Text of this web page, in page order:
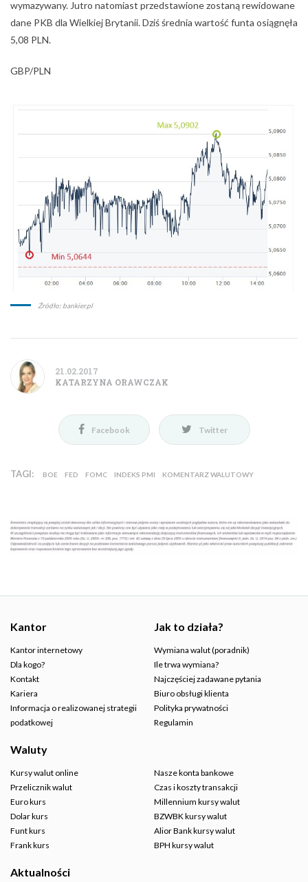
wymazywany. Jutro natomiast przedstawione zostaną rewidowane
dane PKB dla Wielkiej Brytanii. Dziś średnia wartość funta osiągnęła
5,08 PLN.
GBP/PLN
Źródło: bankier.pl
21.02.2017
KATARZYNA ORAWCZAK
Facebook Twitter
TAGI: BOE FED FOMC INDEKS PMI KOMENTARZ WALUTOWY
Kantor
Kantor internetowy
Dla kogo?
Kontakt
Kariera
Informacja o realizowanej strategii
podatkowej
Jak to działa?
Wymiana walut (poradnik)
Ile trwa wymiana?
Najczęściej zadawane pytania
Biuro obsługi klienta
Polityka prywatności
Regulamin
Waluty
Kursy walut online
Przelicznik walut
Euro kurs
Dolar kurs
Funt kurs
Frank kurs
Nasze konta bankowe
Czas i koszty transakcji
Millennium kursy walut
BZWBK kursy walut
Alior Bank kursy walut
BPH kursy walut
Aktualności